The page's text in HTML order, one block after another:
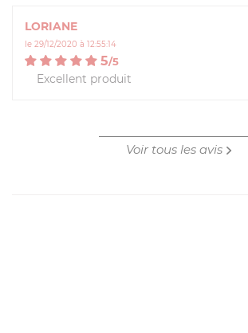
LORIANE
le 29/12/2020 à 12:55:14
5/5
Excellent produit
Voir tous les avis